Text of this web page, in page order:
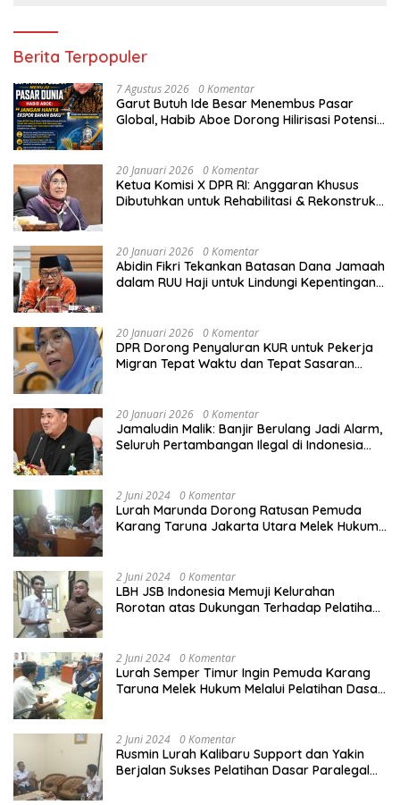
Berita Terpopuler
7 Agustus 2026 0 Komentar
Garut Butuh Ide Besar Menembus Pasar
Global, Habib Aboe Dorong Hilirisasi Potensi
20 Januari 2026 0 Komentar
Ketua Komisi X DPR RI: Anggaran Khusus
Dibutuhkan untuk Rehabilitasi & Rekonstruksi
20 Januari 2026 0 Komentar
Abidin Fikri Tekankan Batasan Dana Jamaah
dalam RUU Haji untuk Lindungi Kepentingan
20 Januari 2026 0 Komentar
DPR Dorong Penyaluran KUR untuk Pekerja
Migran Tepat Waktu dan Tepat Sasaran
20 Januari 2026 0 Komentar
Jamaludin Malik: Banjir Berulang Jadi Alarm,
Seluruh Pertambangan Ilegal di Indonesia
2 Juni 2024 0 Komentar
Lurah Marunda Dorong Ratusan Pemuda
Karang Taruna Jakarta Utara Melek Hukum
2 Juni 2024 0 Komentar
LBH JSB Indonesia Memuji Kelurahan
Rorotan atas Dukungan Terhadap Pelatihan
2 Juni 2024 0 Komentar
Lurah Semper Timur Ingin Pemuda Karang
Taruna Melek Hukum Melalui Pelatihan Dasar
2 Juni 2024 0 Komentar
Rusmin Lurah Kalibaru Support dan Yakin
Berjalan Sukses Pelatihan Dasar Paralegal